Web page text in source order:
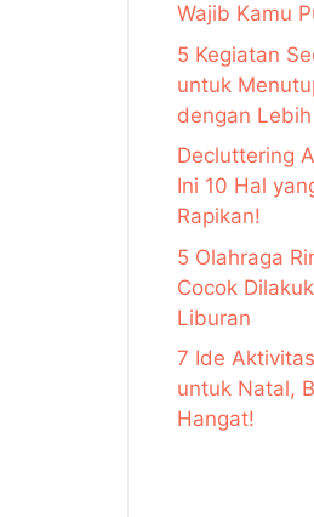
Wajib Kamu
5 Kegiatan
untuk
dengan
Decluttering
Ini 10 Hal
Rapikan!
5 Olahraga
Cocok
Liburan
7 Ide
untuk Natal,
Hangat!